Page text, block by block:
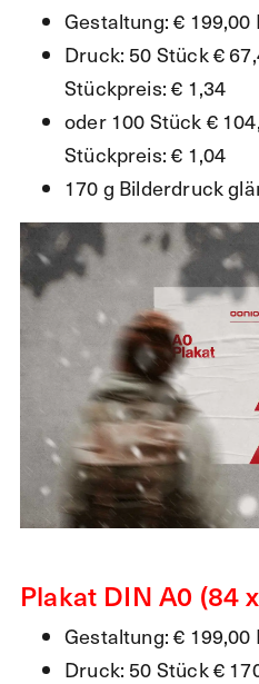
Gestaltung: € 199,00
Druck: 50 Stück €
Stückpreis: € 1,34
oder 100 Stück €
Stückpreis: € 1,04
170 g Bilderdruck
Plakat DIN A0 (84
Gestaltung: € 199,00
Druck: 50 Stück €